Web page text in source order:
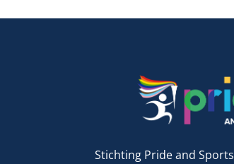
Stichting Pride and Sports